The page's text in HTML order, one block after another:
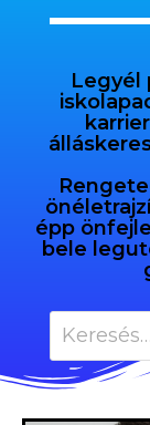
Legyél
épp
bele